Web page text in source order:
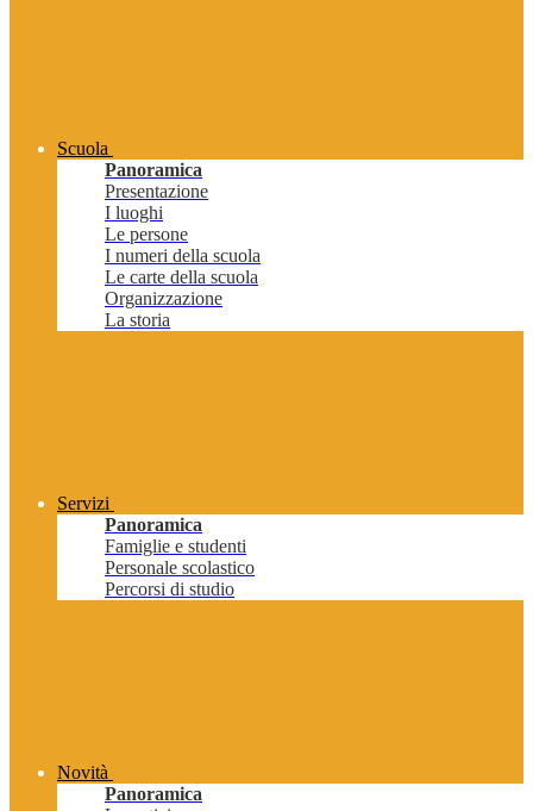
Scuola
Panoramica
Presentazione
I luoghi
Le persone
I numeri della scuola
Le carte della scuola
Organizzazione
La storia
Servizi
Panoramica
Famiglie e studenti
Personale scolastico
Percorsi di studio
Novità
Panoramica